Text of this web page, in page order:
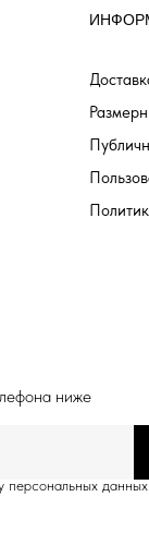
ниже
персональных данных